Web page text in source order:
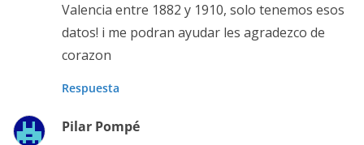
Valencia entre 1882 y 1910, solo tenemos esos
datos! i me podran ayudar les agradezco de
corazon
Respuesta
Pilar Pompé